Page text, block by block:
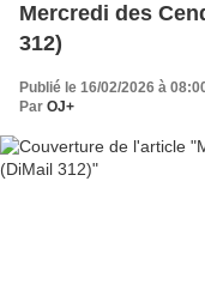
Mercredi des
312)
Publié le 16/02/2026 à
Par OJ+